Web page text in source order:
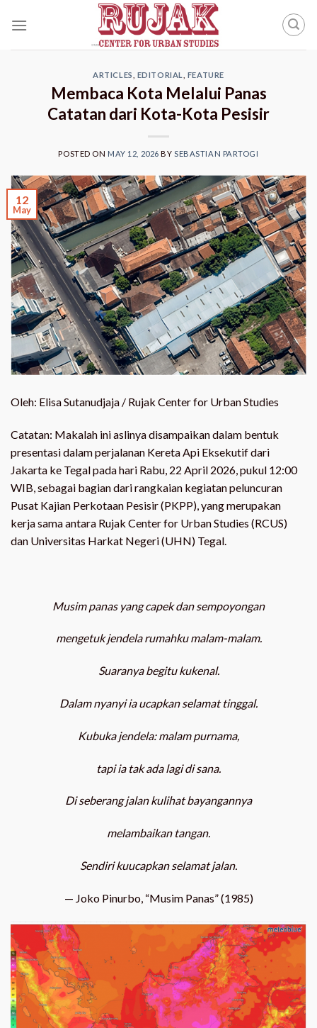
ARTICLES EDITORIAL FEATURE
Membaca Kota Melalui Panas
Catatan dari Kota-Kota Pesisir
POSTED ON MAY 12, 2026 BY SEBASTIAN PARTOGI
12
May
Oleh: Elisa Sutanudjaja / Rujak Center for Urban Studies
Catatan: Makalah ini aslinya disampaikan dalam bentuk
presentasi dalam perjalanan Kereta Api Eksekutif dari
Jakarta ke Tegal pada hari Rabu, 22 April 2026, pukul 12:00
WIB, sebagai bagian dari rangkaian kegiatan peluncuran
Pusat Kajian Perkotaan Pesisir (PKPP), yang merupakan
kerja sama antara Rujak Center for Urban Studies (RCUS)
dan Universitas Harkat Negeri (UHN) Tegal.
Musim panas yang capek dan sempoyongan
mengetuk jendela rumahku malam-malam.
Suaranya begitu kukenal.
Dalam nyanyi ia ucapkan selamat tinggal.
Kubuka jendela: malam purnama,
tapi ia tak ada lagi di sana.
Di seberang jalan kulihat bayangannya
melambaikan tangan.
Sendiri kuucapkan selamat jalan.
— Joko Pinurbo, “Musim Panas” (1985)